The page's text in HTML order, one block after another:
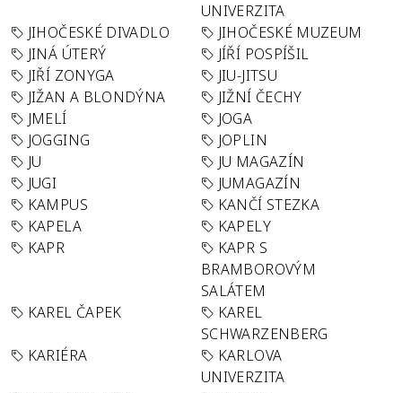
UNIVERZITA
JIHOČESKÉ DIVADLO
JIHOČESKÉ MUZEUM
JINÁ ÚTERÝ
JÍŘÍ POSPÍŠIL
JIŘÍ ZONYGA
JIU-JITSU
JIŽAN A BLONDÝNA
JIŽNÍ ČECHY
JMELÍ
JOGA
JOGGING
JOPLIN
JU
JU MAGAZÍN
JUGI
JUMAGAZÍN
KAMPUS
KANČÍ STEZKA
KAPELA
KAPELY
KAPR
KAPR S
BRAMBOROVÝM
SALÁTEM
KAREL ČAPEK
KAREL
SCHWARZENBERG
KARIÉRA
KARLOVA
UNIVERZITA